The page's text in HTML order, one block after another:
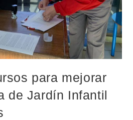
para mejorar
de Jardín Infantil